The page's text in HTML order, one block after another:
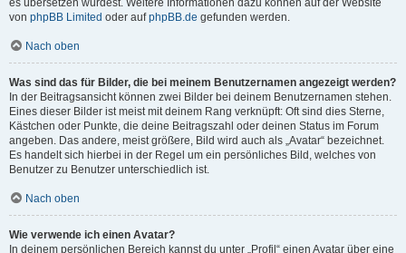
von phpBB Limited oder aufphpBB.de gefunden werden.
Nach oben
Was sind das für Bilder, die bei meinem Benutzernamen angezeigt werden?
In der Beitragsansicht können zwei Bilder bei deinem Benutzernamen stehen.
Eines dieser Bilder ist meist mit deinem Rang verknüpft: Oft sind dies Sterne,
Kästchen oder Punkte, die deine Beitragszahl oder deinen Status im Forum
angeben. Das andere, meist größere, Bild wird auch als „Avatar“ bezeichnet.
Es handelt sich hierbei in der Regel um ein persönliches Bild, welches von
Benutzer zu Benutzer unterschiedlich ist.
Nach oben
Wie verwende ich einen Avatar?
In deinem persönlichen Bereich kannst du unter „Profil“ einen Avatar über eine